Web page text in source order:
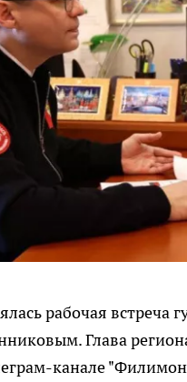
рабочая
Глава
канале